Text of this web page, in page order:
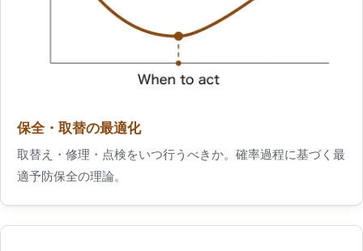
保全・取替の最適化
取替え・修理・点検をいつ行うべきか。確率過程に基づく最
適予防保全の理論。